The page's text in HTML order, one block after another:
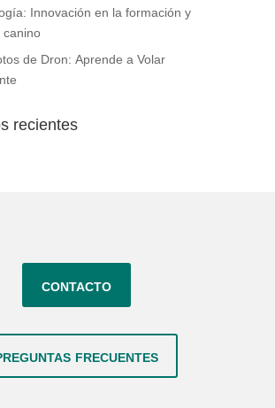
Innovación en la formación y
de Dron: Aprende a Volar
recientes
contacto
frecuentes